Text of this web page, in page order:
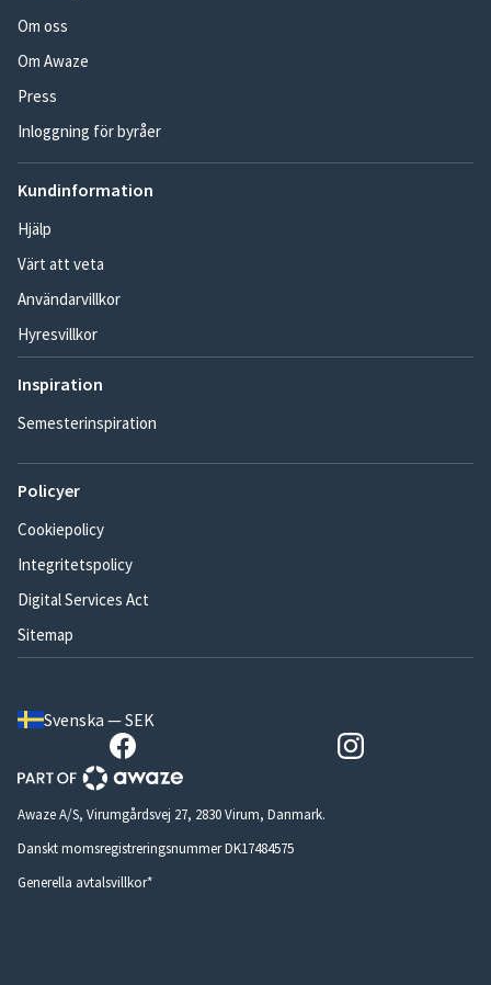
Om oss
Om Awaze
Press
Inloggning för byråer
Kundinformation
Hjälp
Värt att veta
Användarvillkor
Hyresvillkor
Inspiration
Semesterinspiration
Policyer
Cookiepolicy
Integritetspolicy
Digital Services Act
Sitemap
Svenska — SEK
Awaze A/S, Virumgårdsvej 27, 2830 Virum, Danmark.
Danskt momsregistreringsnummer DK17484575
Generella avtalsvillkor*